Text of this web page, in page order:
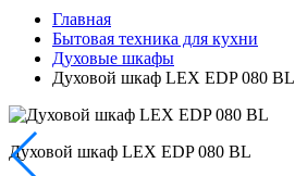
Главная
Бытовая техника для кухни
Духовые шкафы
Духовой шкаф LEX EDP 080 BL
Духовой шкаф LEX EDP 080 BL